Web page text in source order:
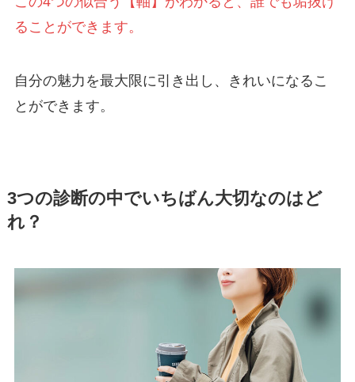
ることができます。
自分の魅力を最大限に引き出し、きれいになるこ
とができます。
3つの診断の中でいちばん大切なのはど
れ？